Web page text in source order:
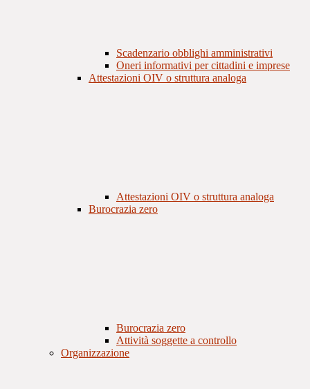
Scadenzario obblighi amministrativi
Oneri informativi per cittadini e imprese
Attestazioni OIV o struttura analoga
Attestazioni OIV o struttura analoga
Burocrazia zero
Burocrazia zero
Attività soggette a controllo
Organizzazione